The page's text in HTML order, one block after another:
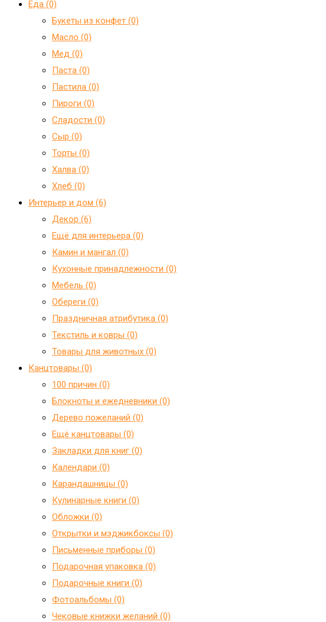
Еда (0)
Букеты из конфет (0)
Масло (0)
Мед (0)
Паста (0)
Пастила (0)
Пироги (0)
Сладости (0)
Сыр (0)
Торты (0)
Халва (0)
Хлеб (0)
Интерьер и дом (6)
Декор (6)
Ещё для интерьера (0)
Камин и мангал (0)
Кухонные принадлежности (0)
Мебель (0)
Обереги (0)
Праздничная атрибутика (0)
Текстиль и ковры (0)
Товары для животных (0)
Канцтовары (0)
100 причин (0)
Блокноты и ежедневники (0)
Дерево пожеланий (0)
Ещё канцтовары (0)
Закладки для книг (0)
Календари (0)
Карандашницы (0)
Кулинарные книги (0)
Обложки (0)
Открытки и мэджикбоксы (0)
Письменные приборы (0)
Подарочная упаковка (0)
Подарочные книги (0)
Фотоальбомы (0)
Чековые книжки желаний (0)